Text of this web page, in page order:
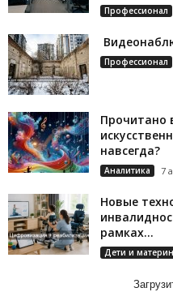
Профессионал
Профессионал
Прочитано
навсегда?
Аналитика 7
Новые
рамках...
Дети и